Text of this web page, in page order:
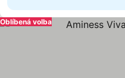
Oblíbená volba